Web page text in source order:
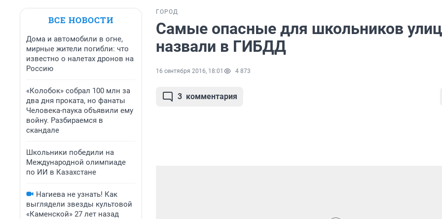
ВСЕ НОВОСТИ
Дома и автомобили в огне,
мирные жители погибли: что
известно о налетах дронов на
Россию
«Колобок» собрал 100 млн за
два дня проката, но фанаты
Человека-паука объявили ему
войну. Разбираемся в
скандале
Школьники победили на
Международной олимпиаде
по ИИ в Казахстане
Нагиева не узнать! Как
выглядели звезды культовой
«Каменской» 27 лет назад
ГОРОД
Самые опасные для школьников
назвали в ГИБДД
16 сентября 2016, 18:01 4 873
3 комментария